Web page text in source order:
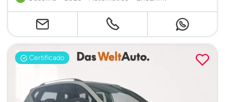
Certificado